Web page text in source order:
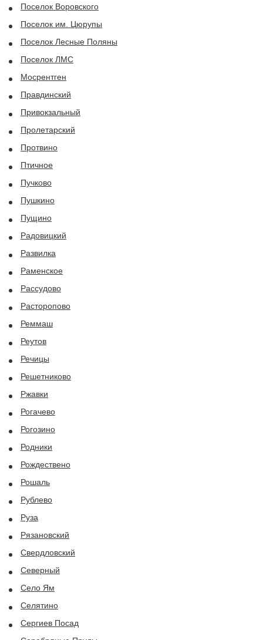
Поселок Воровского
Поселок им. Цюрупы
Поселок Лесные Поляны
Поселок ЛМС
Мосрентген
Правдинский
Привокзальный
Пролетарский
Протвино
Птичное
Пучково
Пушкино
Пущино
Радовицкий
Развилка
Раменское
Рассудово
Расторопово
Реммаш
Реутов
Речицы
Решетниково
Ржавки
Рогачево
Рогозино
Родники
Рождествено
Рошаль
Рублево
Руза
Рязановский
Свердловский
Северный
Село Ям
Селятино
Сергиев Посад